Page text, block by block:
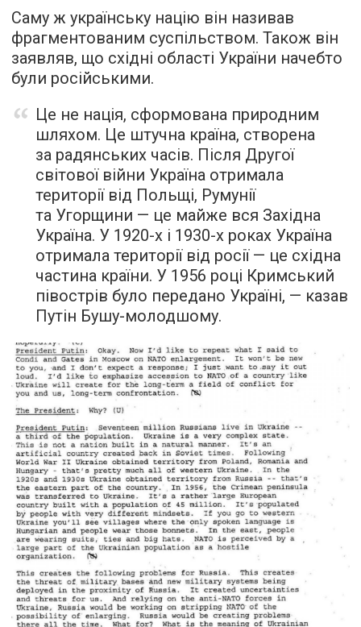
Саму ж українську націю він називав
фрагментованим суспільством. Також він
заявляв, що східні області України начебто
були російськими.
Це не нація, сформована природним
шляхом. Це штучна країна, створена
за радянських часів. Після Другої
світової війни Україна отримала
території від Польщі, Румунії
та Угорщини — це майже вся Західна
Україна. У 1920-х і 1930-х роках Україна
отримала території від росії — це східна
частина країни. У 1956 році Кримський
півострів було передано Україні, — казав
Путін Бушу-молодшому.